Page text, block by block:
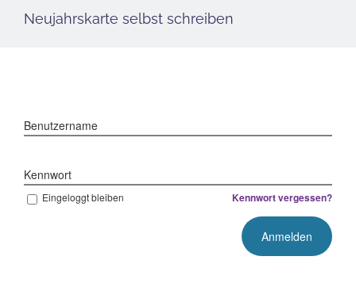
Neujahrskarte selbst schreiben
Benutzername
Kennwort
Eingeloggt bleiben Kennwort vergessen?